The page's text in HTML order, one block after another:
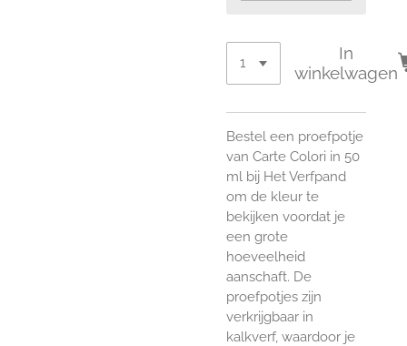
In
winkelwagen
Bestel een proefpotje
van Carte Colori in 50
ml bij Het Verfpand
om de kleur te
bekijken voordat je
een grote
hoeveelheid
aanschaft. De
proefpotjes zijn
verkrijgbaar in
kalkverf, waardoor je